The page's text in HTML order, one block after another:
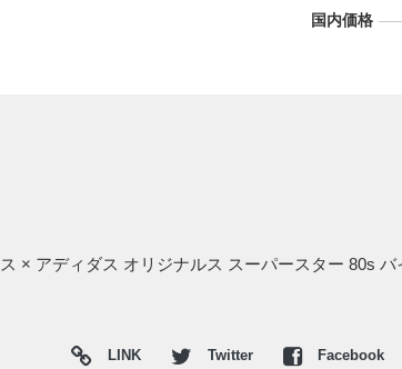
国内価格
× アディダス オリジナルス スーパースター 80s
LINK Twitter Facebook